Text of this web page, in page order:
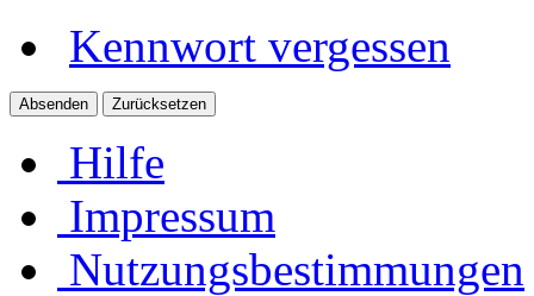
Kennwort vergessen
Hilfe
Impressum
Nutzungsbestimmungen